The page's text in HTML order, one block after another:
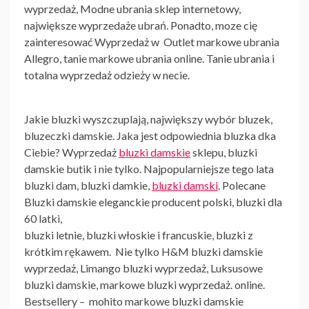
wyprzedaż, Modne ubrania sklep internetowy,
największe wyprzedaże ubrań. Ponadto, moze cię
zainteresować Wyprzedaż w Outlet markowe ubrania
Allegro, tanie markowe ubrania online. Tanie ubrania i
totalna wyprzedaż odzieży w necie.
Jakie bluzki wyszczuplają, największy wybór bluzek,
bluzeczki damskie. Jaka jest odpowiednia bluzka dka
Ciebie? Wyprzedaż bluzki damskiesklepu, bluzki
damskie butik i nie tylko. Najpopularniejsze tego lata
bluzki dam, bluzki damkie, bluzki damski. Polecane
Bluzki damskie eleganckie producent polski, bluzki dla
60 latki,
bluzki letnie, bluzki włoskie i francuskie, bluzki z
krótkim rękawem. Nie tylko H&M bluzki damskie
wyprzedaż, Limango bluzki wyprzedaż, Luksusowe
bluzki damskie, markowe bluzki wyprzedaż. online.
Bestsellery – mohito markowe bluzki damskie